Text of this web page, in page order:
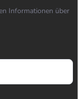
Informationen über